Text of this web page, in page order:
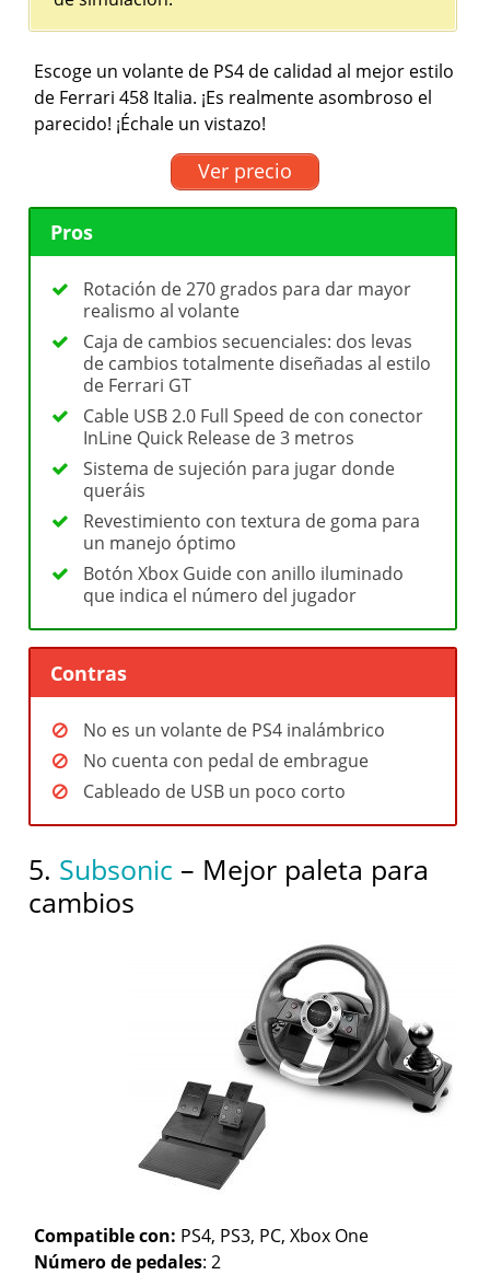
Escoge un volante de PS4 de calidad al mejor estilo
de Ferrari 458 Italia. ¡Es realmente asombroso el
parecido! ¡Échale un vistazo!
Ver precio
Pros
Rotación de 270 grados para dar mayor
realismo al volante
Caja de cambios secuenciales: dos levas
de cambios totalmente diseñadas al estilo
de Ferrari GT
Cable USB 2.0 Full Speed de con conector
InLine Quick Release de 3 metros
Sistema de sujeción para jugar donde
queráis
Revestimiento con textura de goma para
un manejo óptimo
Botón Xbox Guide con anillo iluminado
que indica el número del jugador
Contras
No es un volante de PS4 inalámbrico
No cuenta con pedal de embrague
Cableado de USB un poco corto
5. Subsonic – Mejor paleta para
cambios
Compatible con: PS4, PS3, PC, Xbox One
Número de pedales: 2